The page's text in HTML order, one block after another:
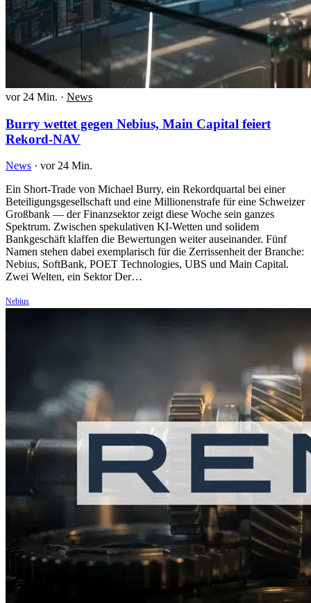
vor 24 Min. · News
Burry wettet gegen Nebius, Main Capital feiert
Rekord-NAV
News · vor 24 Min.
Ein Short-Trade von Michael Burry, ein Rekordquartal bei einer
Beteiligungsgesellschaft und eine Millionenstrafe für eine Schweizer
Großbank — der Finanzsektor zeigt diese Woche sein ganzes
Spektrum. Zwischen spekulativen KI-Wetten und solidem
Bankgeschäft klaffen die Bewertungen weiter auseinander. Fünf
Namen stehen dabei exemplarisch für die Zerrissenheit der Branche:
Nebius, SoftBank, POET Technologies, UBS und Main Capital.
Zwei Welten, ein Sektor Der…
Nebius